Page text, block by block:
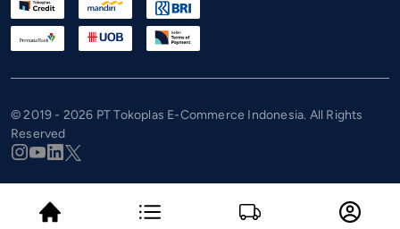
© 2019 - 2026 PT Tokoplas E-Commerce Indonesia. All Rights
Reserved